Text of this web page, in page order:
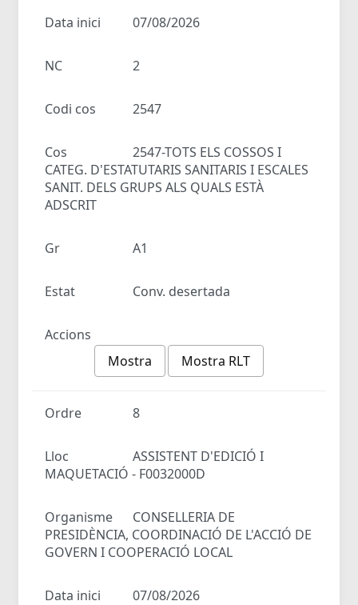
Data inici 07/08/2026
NC 2
Codi cos 2547
Cos
2547-TOTS ELS COSSOS I
CATEG. D'ESTATUTARIS SANITARIS I ESCALES
SANIT. DELS GRUPS ALS QUALS ESTÀ
ADSCRIT
Gr A1
Estat Conv. desertada
Accions
Mostra
Mostra RLT
Ordre 8
Lloc
ASSISTENT D'EDICIÓ I
MAQUETACIÓ - F0032000D
Organisme
CONSELLERIA DE
PRESIDÈNCIA, COORDINACIÓ DE L'ACCIÓ DE
GOVERN I COOPERACIÓ LOCAL
Data inici 07/08/2026